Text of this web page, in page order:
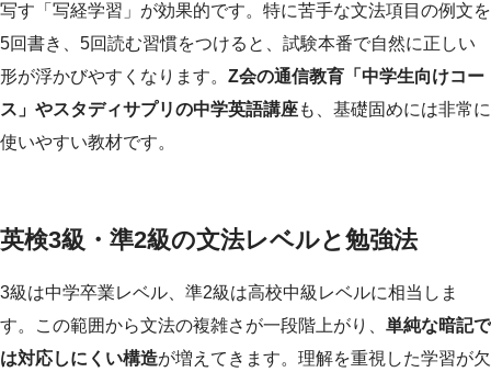
写す「写経学習」が効果的です。特に苦手な文法項目の例文を
5回書き、5回読む習慣をつけると、試験本番で自然に正しい
形が浮かびやすくなります。 Z会の通信教育「中学生向けコー
ス」やスタディサプリの中学英語講座も、基礎固めには非常に
使いやすい教材です。
英検3級・準2級の文法レベルと勉強法
3級は中学卒業レベル、準2級は高校中級レベルに相当しま
す。この範囲から文法の複雑さが一段階上がり、 単純な暗記で
は対応しにくい構造が増えてきます。理解を重視した学習が欠